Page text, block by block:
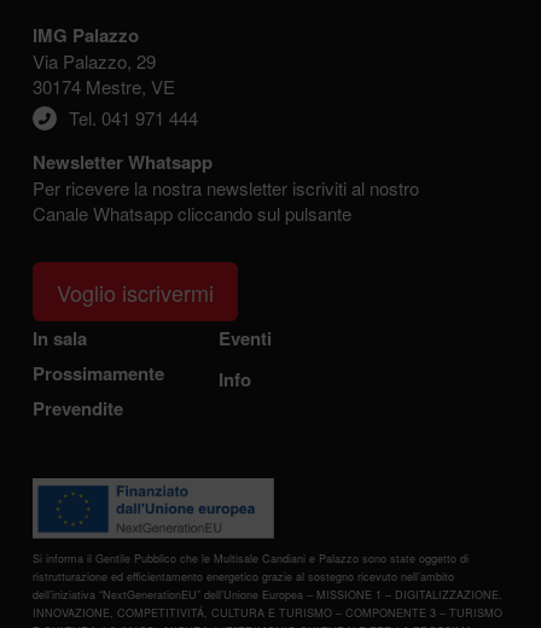
IMG Palazzo
Via Palazzo, 29
30174 Mestre, VE
Tel. 041 971 444
Newsletter Whatsapp
Per ricevere la nostra newsletter iscriviti al nostro
Canale Whatsapp cliccando sul pulsante
Voglio iscrivermi
In sala
Prossimamente
Prevendite
Eventi
Info
Si informa il Gentile Pubblico che le Multisale Candiani e Palazzo sono state oggetto di
ristrutturazione ed efficientamento energetico grazie al sostegno ricevuto nell’ambito
dell’iniziativa “NextGenerationEU” dell’Unione Europea – MISSIONE 1 – DIGITALIZZAZIONE,
INNOVAZIONE, COMPETITIVITÁ, CULTURA E TURISMO – COMPONENTE 3 – TURISMO